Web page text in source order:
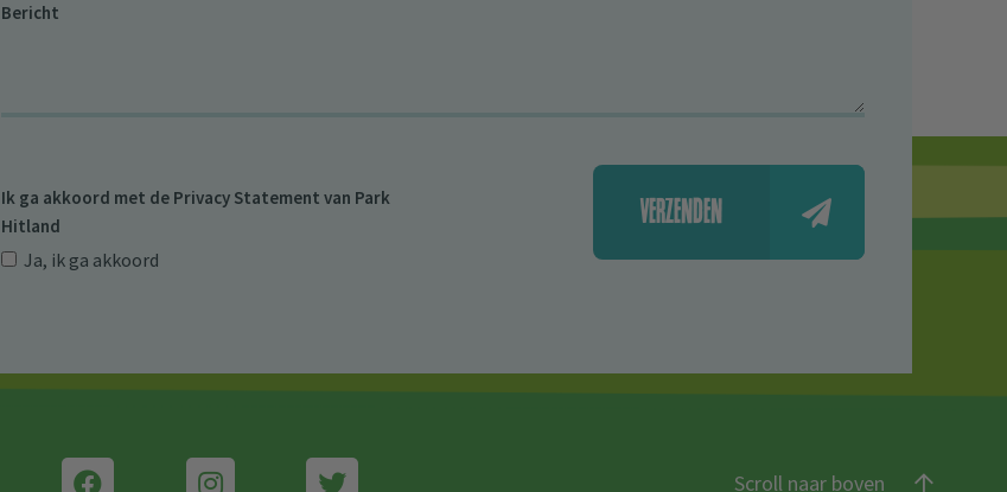
Bericht
Ik ga akkoord met de Privacy Statement van Park
Hitland
Ja, ik ga akkoord
VERZENDEN
Scroll naar boven